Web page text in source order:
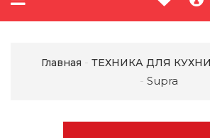
Главная ТЕХНИКА ДЛЯ КУХНИ
Supra